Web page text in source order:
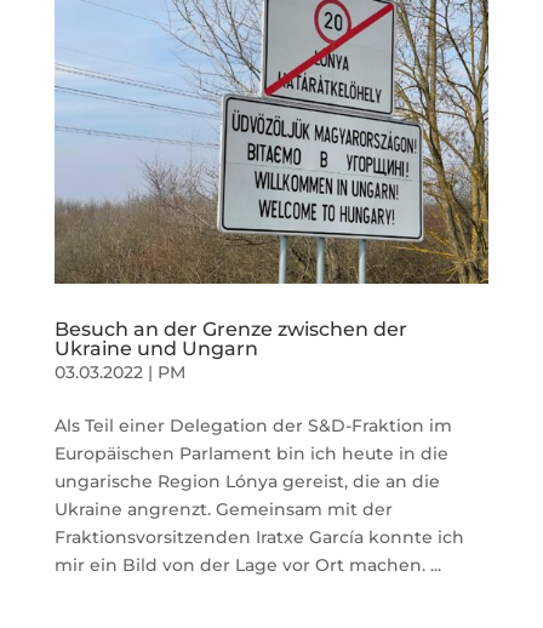
Besuch an der Grenze zwischen der
Ukraine und Ungarn
03.03.2022| PM
Als Teil einer Delegation der S&D-Fraktion im
Europäischen Parlament bin ich heute in die
ungarische Region Lónya gereist, die an die
Ukraine angrenzt. Gemeinsam mit der
Fraktionsvorsitzenden Iratxe García konnte ich
mir ein Bild von der Lage vor Ort machen. ...